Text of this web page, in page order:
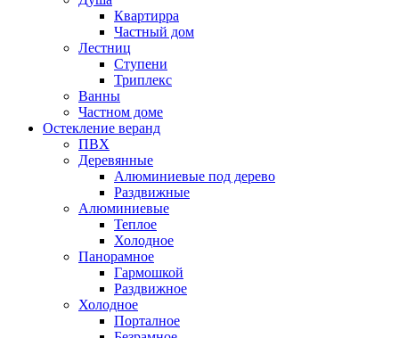
Квартирра
Частный дом
Лестниц
Ступени
Триплекс
Ванны
Частном доме
Остекление веранд
ПВХ
Деревянные
Алюминиевые под дерево
Раздвижные
Алюминиевые
Теплое
Холодное
Панорамное
Гармошкой
Раздвижное
Холодное
Порталное